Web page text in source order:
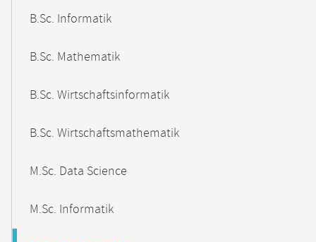
B.Sc. Informatik
B.Sc. Mathematik
B.Sc. Wirtschaftsinformatik
B.Sc. Wirtschaftsmathematik
M.Sc. Data Science
M.Sc. Informatik